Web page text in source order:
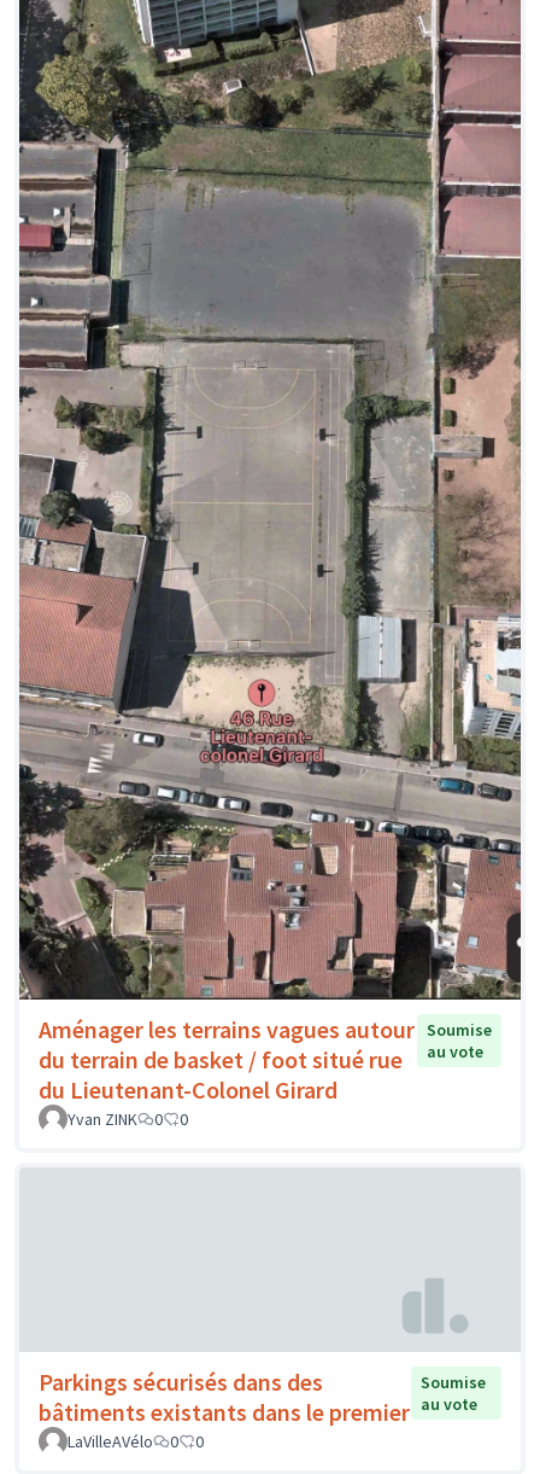
Aménager les terrains vagues autour
du terrain de basket / foot situé rue
du Lieutenant-Colonel Girard
Soumise
au vote
Yvan ZINK 0 0
Parkings sécurisés dans des
bâtiments existants dans le premier
Soumise
au vote
LaVilleAVélo
0 0